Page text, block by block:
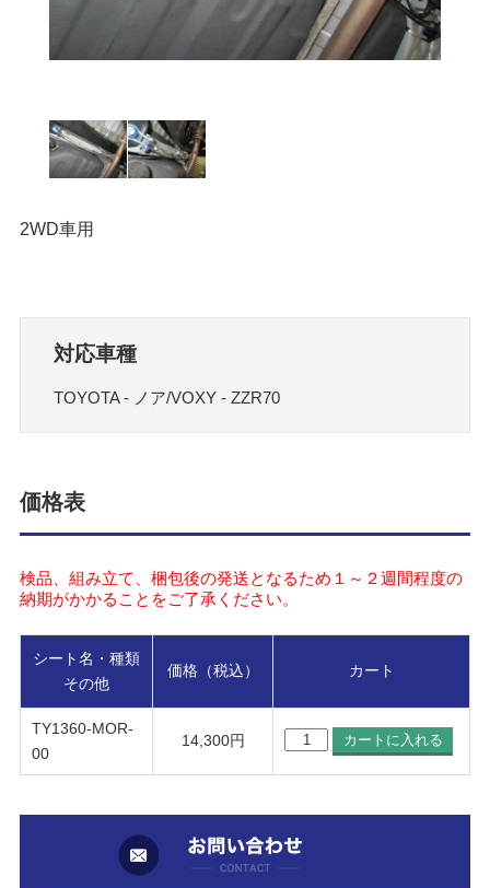
2WD車用
対応車種
TOYOTA - ノア/VOXY - ZZR70
価格表
検品、組み立て、梱包後の発送となるため１～２週間程度の
納期がかかることをご了承ください。
シート名・種類
その他
価格（税込） カート
TY1360-MOR-
00
14,300円